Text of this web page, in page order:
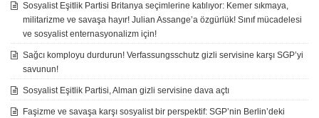
Sosyalist Eşitlik Partisi Britanya seçimlerine katılıyor: Kemer sıkmaya,
militarizme ve savaşa hayır! Julian Assange’a özgürlük! Sınıf mücadelesi
ve sosyalist enternasyonalizm için!
Sağcı komployu durdurun! Verfassungsschutz gizli servisine karşı SGP’yi
savunun!
Sosyalist Eşitlik Partisi, Alman gizli servisine dava açtı
Faşizme ve savaşa karşı sosyalist bir perspektif: SGP’nin Berlin’deki